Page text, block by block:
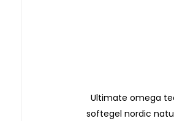
Ultimate omega
softegel nordic